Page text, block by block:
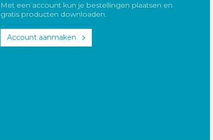
Met een account kun je bestellingen plaatsen en
gratis producten downloaden.
Account aanmaken